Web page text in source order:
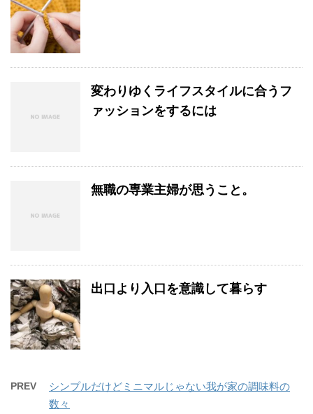
変わりゆくライフスタイルに合うフ
ァッションをするには
無職の専業主婦が思うこと。
出口より入口を意識して暮らす
PREV
シンプルだけどミニマルじゃない我が家の調味料の
数々